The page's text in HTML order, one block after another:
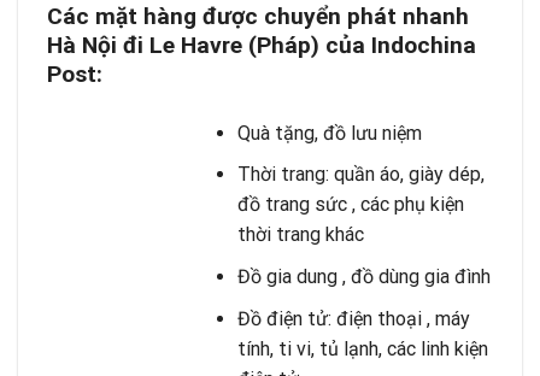
Các mặt hàng được chuyển phát nhanh
Hà Nội đi Le Havre (Pháp) của Indochina
Post:
Quà tặng, đồ lưu niệm
Thời trang: quần áo, giày dép,
đồ trang sức , các phụ kiện
thời trang khác
Đồ gia dung , đồ dùng gia đình
Đồ điện tử: điện thoại , máy
tính, ti vi, tủ lạnh, các linh kiện